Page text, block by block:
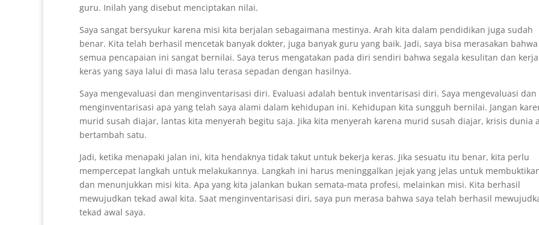
guru. Inilah yang disebut menciptakan nilai.
Saya sangat bersyukur karena misi kita berjalan sebagaimana mestinya. Arah kita dalam pendidikan juga sudah
benar. Kita telah berhasil mencetak banyak dokter, juga banyak guru yang baik. Jadi, saya bisa merasakan bahwa
semua pencapaian ini sangat bernilai. Saya terus mengatakan pada diri sendiri bahwa segala kesulitan dan kerja
keras yang saya lalui di masa lalu terasa sepadan dengan hasilnya.
Saya mengevaluasi dan menginventarisasi diri. Evaluasi adalah bentuk inventarisasi diri. Saya mengevaluasi dan
menginventarisasi apa yang telah saya alami dalam kehidupan ini. Kehidupan kita sungguh bernilai. Jangan
murid susah diajar, lantas kita menyerah begitu saja. Jika kita menyerah karena murid susah diajar, krisis dunia
bertambah satu.
Jadi, ketika menapaki jalan ini, kita hendaknya tidak takut untuk bekerja keras. Jika sesuatu itu benar, kita perlu
mempercepat langkah untuk melakukannya. Langkah ini harus meninggalkan jejak yang jelas untuk
dan menunjukkan misi kita. Apa yang kita jalankan bukan semata-mata profesi, melainkan misi. Kita berhasil
mewujudkan tekad awal kita. Saat menginventarisasi diri, saya pun merasa bahwa saya telah berhasil
tekad awal saya.